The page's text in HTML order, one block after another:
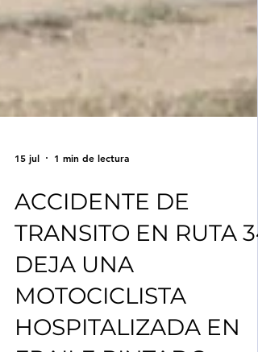
15 jul 1 min de lectura
ACCIDENTE DE
TRANSITO EN RUTA 34
DEJA UNA
MOTOCICLISTA